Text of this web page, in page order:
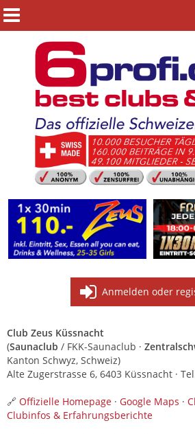
Anmelden oder
Club Zeus Küssnacht
(Saunaclub / FKK-Saunaclub ·
Kanton Schwyz, Schweiz)
Alte Zugerstrasse 6, 6403 Küssnacht ·
🔗 Offizielle Homepage · Google Maps ·
Clubinfos & Erfahrungsberichte